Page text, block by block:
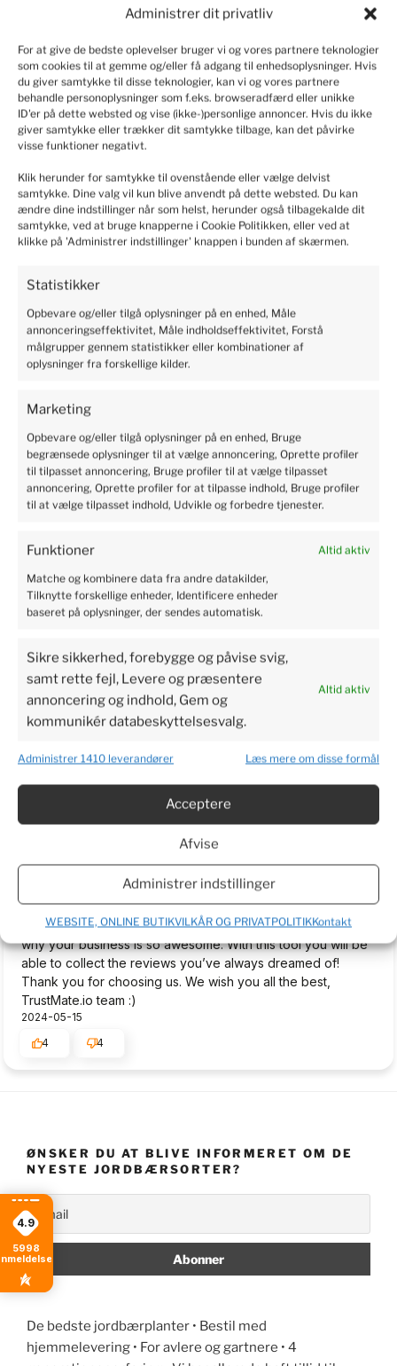
Administrer dit privatliv
For at give de bedste oplevelser bruger vi og vores partnere teknologier
som cookies til at gemme og/eller få adgang til enhedsoplysninger. Hvis
du giver samtykke til disse teknologier, kan vi og vores partnere
behandle personoplysninger som f.eks. browseradfærd eller unikke
ID'er på dette websted og vise (ikke-)personlige annoncer. Hvis du ikke
giver samtykke eller trækker dit samtykke tilbage, kan det påvirke
visse funktioner negativt.
Klik herunder for samtykke til ovenstående eller vælge delvist
samtykke. Dine valg vil kun blive anvendt på dette websted. Du kan
ændre dine indstillinger når som helst, herunder også tilbagekalde dit
samtykke, ved at bruge knapperne i Cookie Politikken, eller ved at
klikke på 'Administrer indstillinger' knappen i bunden af skærmen.
Statistikker
Opbevare og/eller tilgå oplysninger på en enhed, Måle
annonceringseffektivitet, Måle indholdseffektivitet, Forstå
målgrupper gennem statistikker eller kombinationer af
oplysninger fra forskellige kilder.
Marketing
Opbevare og/eller tilgå oplysninger på en enhed, Bruge
begrænsede oplysninger til at vælge annoncering, Oprette profiler
til tilpasset annoncering, Bruge profiler til at vælge tilpasset
annoncering, Oprette profiler for at tilpasse indhold, Bruge profiler
til at vælge tilpasset indhold, Udvikle og forbedre tjenester.
Funktioner Altid aktiv
Matche og kombinere data fra andre datakilder,
Tilknytte forskellige enheder, Identificere enheder
baseret på oplysninger, der sendes automatisk.
Sikre sikkerhed, forebygge og påvise svig,
samt rette fejl, Levere og præsentere
annoncering og indhold, Gem og
kommunikér databeskyttelsesvalg.
Altid aktiv
Administrer 1410 leverandører Læs mere om disse formål
Acceptere
Afvise
Administrer indstillinger
WEBSITE, ONLINE BUTIKVILKÅR OG PRIVATPOLITIKKontakt
1 1%
Customers reviews
How do we collect reviews?
Marianne
5
2024-06-10
Kristian
Professional service, shopping is pure pleasure. I'm very
and sound. There is no need to worry. Excellent protection
of the parcel.
2024-06-04
4
4
Susanne
5
Perfect service, I recommend it.
2024-06-03
Bjarne
3
review. Have waited more than a week now. To long to wait.
TrustMate.io... unverified review
Welcome on board! We are happy to help you simplify the
review process for your customers and let everyone know
why your business is so awesome. With this tool you will be
able to collect the reviews you’ve always dreamed of!
Thank you for choosing us. We wish you all the best,
TrustMate.io team :)
2024-05-15
4
4
ØNSKER DU AT BLIVE INFORMERET OM DE
NYESTE JORDBÆRSORTER?
De bedste jordbærplanter • Bestil med
hjemmelevering • For avlere og gartnere • 4
4.9
5998